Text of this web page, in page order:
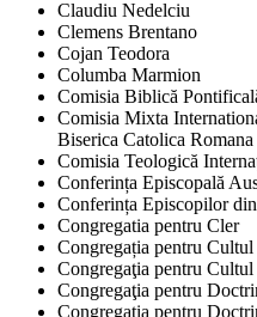
Claudiu Nedelciu
Clemens Brentano
Cojan Teodora
Columba Marmion
Comisia Biblică
Comisia Mixta
Biserica Catolica
Comisia Teologică
Conferința Episcopală
Conferința Episcopilor
Congregatia pentru Cler
Congregația pentru
Congregaţia pentru
Congregaţia pentru
Congregația pentru